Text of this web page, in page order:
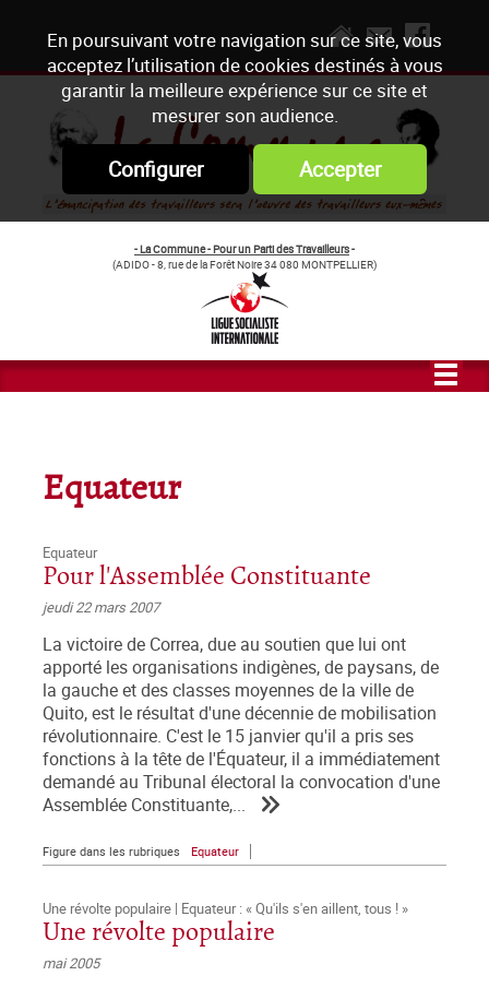
En poursuivant votre navigation sur ce site, vous
acceptez l’utilisation de cookies destinés à vous
garantir la meilleure expérience sur ce site et
mesurer son audience.
Configurer Accepter
- La Commune - Pour un Parti des Travailleurs-
(ADIDO - 8, rue de la Forêt Noire 34 080 MONTPELLIER)
Equateur
Equateur
Pour l'Assemblée Constituante
jeudi 22 mars 2007
La victoire de Correa, due au soutien que lui ont
apporté les organisations indigènes, de paysans, de
la gauche et des classes moyennes de la ville de
Quito, est le résultat d'une décennie de mobilisation
révolutionnaire. C'est le 15 janvier qu'il a pris ses
fonctions à la tête de l'Équateur, il a immédiatement
demandé au Tribunal électoral la convocation d'une
Assemblée Constituante,...
Figure dans les rubriques Equateur
Une révolte populaire | Equateur : « Qu'ils s'en aillent, tous ! »
Une révolte populaire
mai 2005